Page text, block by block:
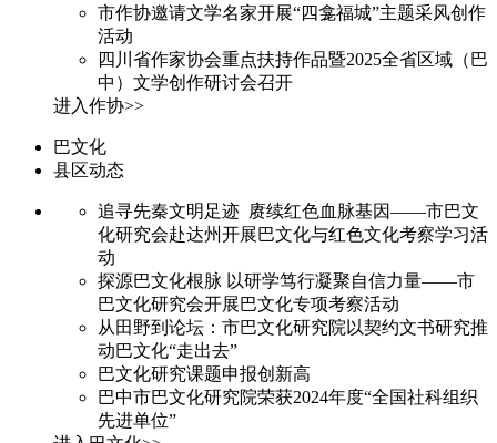
市作协邀请文学名家开展“四龛福城”主题采风创作
活动
四川省作家协会重点扶持作品暨2025全省区域（巴
中）文学创作研讨会召开
进入作协>>
巴文化
县区动态
追寻先秦文明足迹 赓续红色血脉基因——市巴文
化研究会赴达州开展巴文化与红色文化考察学习活
动
探源巴文化根脉 以研学笃行凝聚自信力量——市
巴文化研究会开展巴文化专项考察活动
从田野到论坛：市巴文化研究院以契约文书研究推
动巴文化“走出去”
巴文化研究课题申报创新高
巴中市巴文化研究院荣获2024年度“全国社科组织
先进单位”